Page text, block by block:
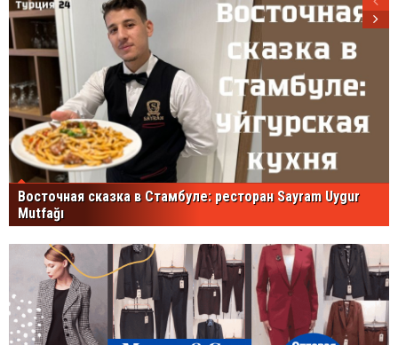
Восточная сказка в Стамбуле: ресторан Sayram Uygur
Mutfağı